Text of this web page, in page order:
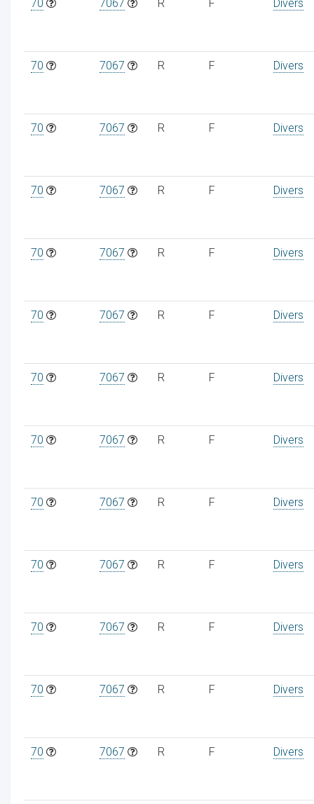
70 7067 R F Divers
70 7067 R F Divers
70 7067 R F Divers
70 7067 R F Divers
70 7067 R F Divers
70 7067 R F Divers
70 7067 R F Divers
70 7067 R F Divers
70 7067 R F Divers
70 7067 R F Divers
70 7067 R F Divers
70 7067 R F Divers
70 7067 R F Divers